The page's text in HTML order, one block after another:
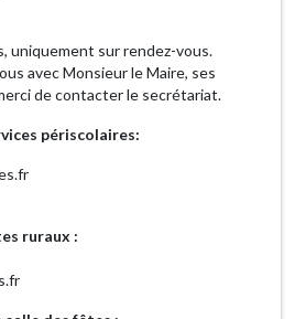
uniquement sur rendez-vous.
avec Monsieur le Maire, ses
de contacter le secrétariat.
périscolaires:
ruraux :